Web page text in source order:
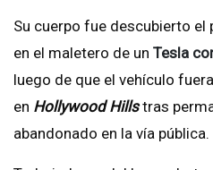
Su cuerpo fue descubierto
en el maletero de un Tesla
luego de que el vehículo
en Hollywood Hillstras
abandonado en la vía pública.